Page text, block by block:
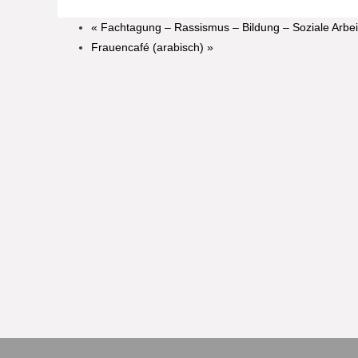
« Fachtagung – Rassismus – Bildung – Soziale
Frauencafé (arabisch) »